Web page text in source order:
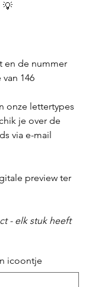
💡
en de nummer
146
onze lettertypes
je over de
via e-mail
preview ter
- elk stuk heeft
icoontje